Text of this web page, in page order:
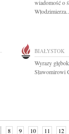
wiadomość o
BIAŁYSTOK
Wyrazy
Sławomirowi
8 9 10 11 12